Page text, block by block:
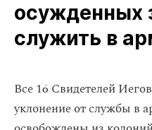
осужденных
служить в
Все 16 Свидетелей
уклонение от службы в